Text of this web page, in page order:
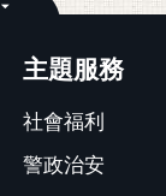
主題服務
社會福利
警政治安